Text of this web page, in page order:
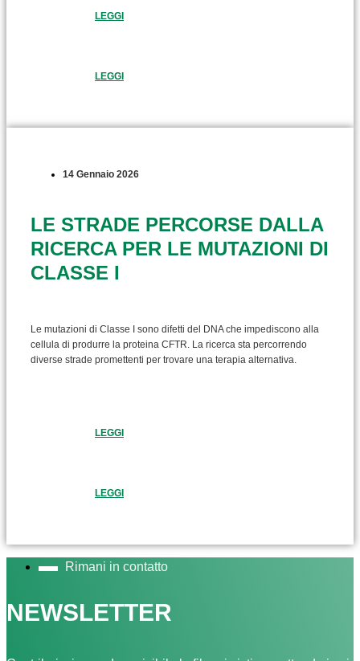
LEGGI
LEGGI
14 Gennaio 2026
LE STRADE PERCORSE DALLA
RICERCA PER LE MUTAZIONI DI
CLASSE I
Le mutazioni di Classe I sono difetti del DNA che impediscono alla
cellula di produrre la proteina CFTR. La ricerca sta percorrendo
diverse strade promettenti per trovare una terapia alternativa.
LEGGI
LEGGI
Rimani in contatto
NEWSLETTER